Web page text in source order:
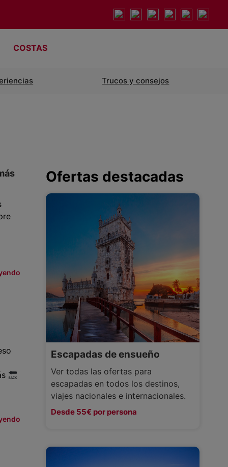
COSTAS
Trucos y consejos
Ofertas destacadas
Escapadas de ensueño
Ver todas las ofertas para
escapadas en todos los destinos,
viajes nacionales e internacionales.
Desde 55€ por persona